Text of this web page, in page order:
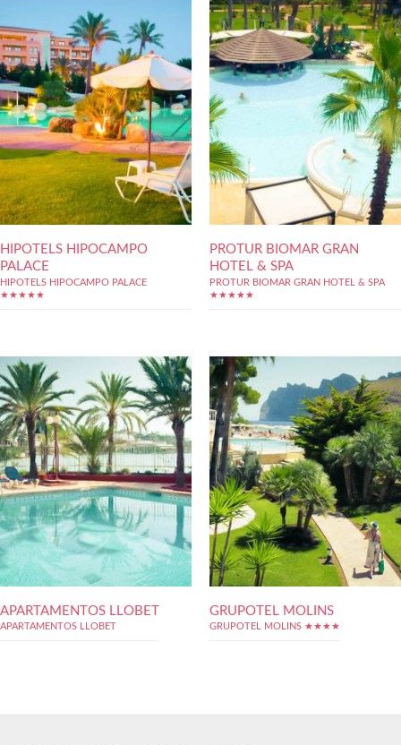
HIPOTELS HIPOCAMPO
PALACE
HIPOTELS HIPOCAMPO PALACE
★★★★★
PROTUR BIOMAR GRAN
HOTEL & SPA
PROTUR BIOMAR GRAN HOTEL & SPA
★★★★★
APARTAMENTOS LLOBET
APARTAMENTOS LLOBET
GRUPOTEL MOLINS
GRUPOTEL MOLINS ★★★★